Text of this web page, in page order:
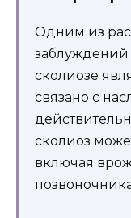
Одним из
заблуждений
сколиозе
связано с
сколиоз
включая